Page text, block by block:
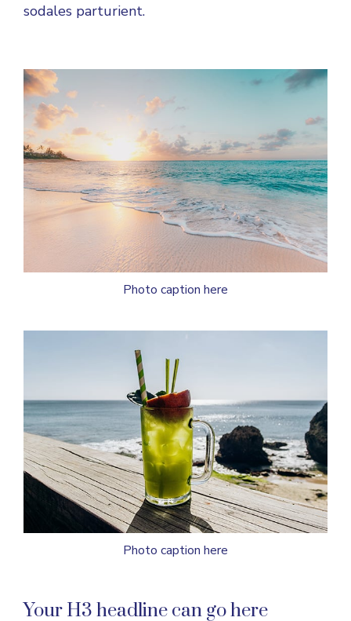
sodales parturient.
Photo caption here
Photo caption here
Your H3 headline can go here